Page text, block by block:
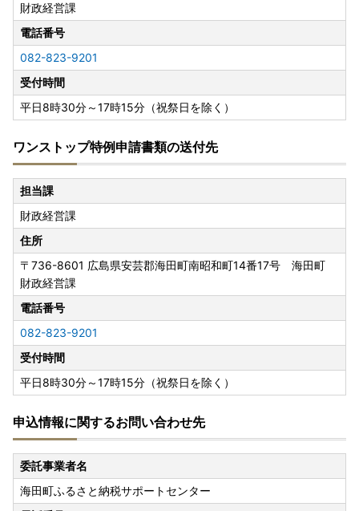
財政経営課
電話番号
082-823-9201
受付時間
平日8時30分～17時15分（祝祭日を除く）
ワンストップ特例申請書類の送付先
担当課
財政経営課
住所
〒736-8601 広島県安芸郡海田町南昭和町14番17号 海田町
財政経営課
電話番号
082-823-9201
受付時間
平日8時30分～17時15分（祝祭日を除く）
申込情報に関するお問い合わせ先
委託事業者名
海田町ふるさと納税サポートセンター